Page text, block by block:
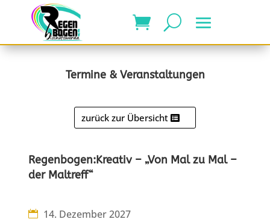
Termine & Veranstaltungen
zurück zur Übersicht
Regenbogen:Kreativ – „Von Mal zu Mal –
der Maltreff“
14. Dezember 2027